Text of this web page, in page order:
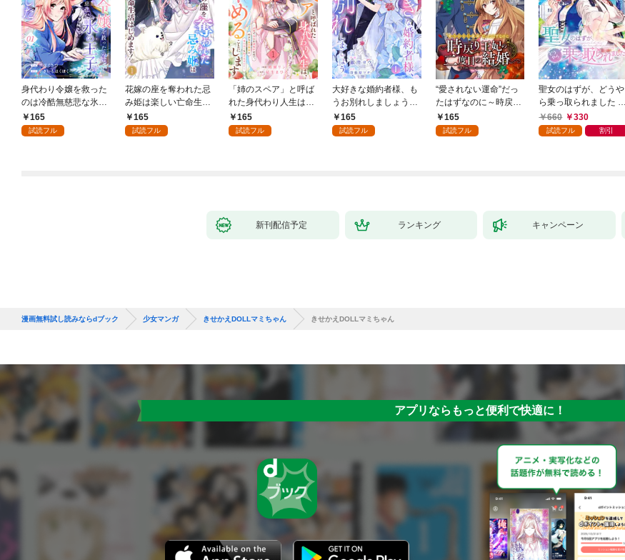
身代わり令嬢を救った
のは冷酷無慈悲な氷の
王子の愛でした１
165
試読フル
花嫁の座を奪われた忌
み姫は楽しい亡命生活
はじめます！１
165
試読フル
「姉のスペア」と呼ば
れた身代わり人生は、
今日でやめることにし
ます～辺境で自由を満
165
試読フル
大好きな婚約者様、も
うお別れしましょう。
１165
試読フル
“愛されない運命”だっ
たはずなのに～時戻り
王妃の二度目の結婚～
１
165
試読フル
聖女のはずが、どうや
ら乗っ取られました 1
巻660 330
試読フル 割引
新刊配信予定 ランキング キャンペーン
漫画無料試し読みならdブック 少女マンガ きせかえDOLLマミちゃん きせかえDOLLマミちゃん
アプリならもっと便利で快適に！